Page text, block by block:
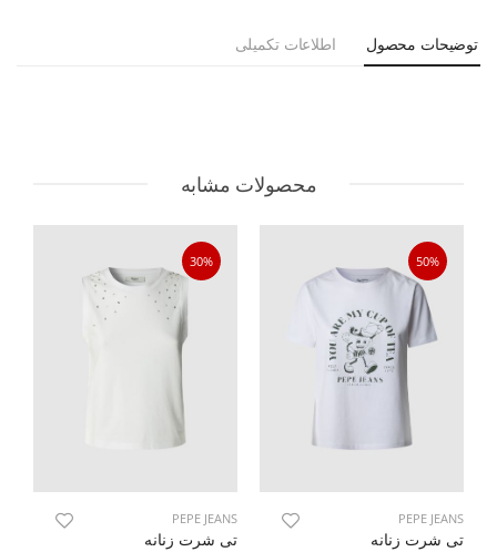
توضیحات محصول اطلاعات تکمیلی
محصولات مشابه
50%
PEPE JEANS
تی شرت زنانه
30%
PEPE JEANS
تی شرت زنانه